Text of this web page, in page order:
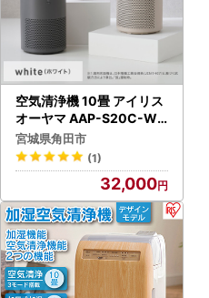
空気清浄機 10畳 アイリス
オーヤマ AAP-S20C-W
ホワイト ｜ 空気清浄機 花
粉症
宮城県角田市
(1)
32,000